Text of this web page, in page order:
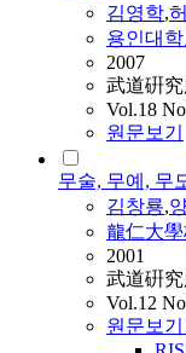
김영학,
용인대
2007
武道硏
Vol.18
원문보기
무술, 무예, 무
김창룡,
龍仁大
2001
武道硏
Vol.12
원문보기